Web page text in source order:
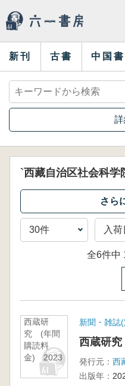
新刊 古書 中国書
`西藏自治区社会科学
全6件中
西蔵研
究 (年間
購読料
金) 2023
新聞・雑誌(
西蔵研
発行元： 西
出版年：